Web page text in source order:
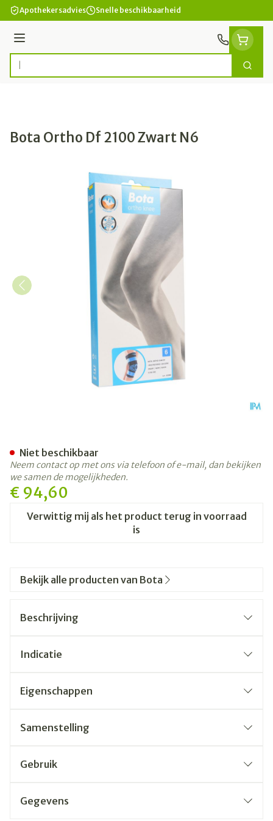
Ga naar de inhoud
Apothekersadvies Snelle beschikbaarheid
Menu
Product, merk, categorie... Zoek
Bota Ortho Df 2100 Zwart N6
€ 94,60
Verwittig mij als het product terug in voorraad
is
Niet beschikbaar
Neem contact op met ons via telefoon of e-mail, dan bekijken
we samen de mogelijkheden.
Bekijk alle producten van Bota
Beschrijving
Indicatie
Eigenschappen
Samenstelling
Gebruik
Gegevens